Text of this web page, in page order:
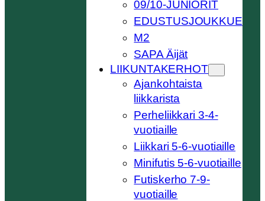
09/10-JUNIORIT
EDUSTUSJOUKKUE
M2
SAPA Äijät
LIIKUNTAKERHOT
Ajankohtaista
liikkarista
Perheliikkari 3-4-
vuotiaille
Liikkari 5-6-vuotiaille
Minifutis 5-6-vuotiaille
Futiskerho 7-9-
vuotiaille